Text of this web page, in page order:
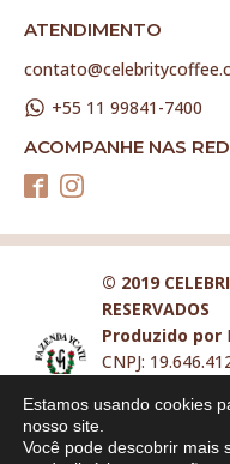
ATENDIMENTO
+55 11 99841-7400
ACOMPANHE NAS
© 2019
RESERVADOS
Produzido por
CNPJ:
Faça parte da
Estamos usando cookies
nosso site.
Você pode descobrir mais